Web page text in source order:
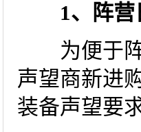
1、阵
为便于阵
声望商新进
装备声望要